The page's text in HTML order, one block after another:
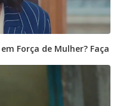
Força de Mulher? Faça